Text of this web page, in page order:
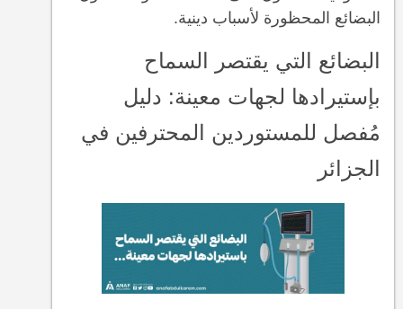
البضائع المحظورة لأسباب دينية.
البضائع التي يقتصر السماح
بإستيرادها لجهات معينة: دليل
مُفصل للمستوردين المحترفين في
الجزائر